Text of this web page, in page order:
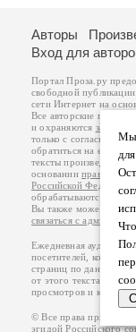
Мы
Авторы
Вход для
Портал Проза.ру
свободной
сети Интернет на
Все авторские права
и охраняются законом
только с согласия его
обратиться на его
тексты произведений
основанииправил
Российской Федерации
обрабатываются на
Вы также можете
связаться с
Ежедневная
посетителей, которые
страниц по данным
от этого текста. В
просмотров и
© Все права
эгидойРоссийского